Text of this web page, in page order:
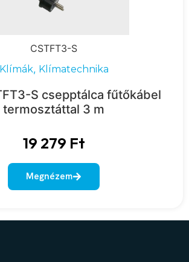
CSTFT3-S
Klímák, Klímatechnika
S csepptálca fűtőkábel
termosztáttal 3 m
19 279 Ft
Megnézem